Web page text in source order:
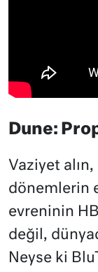
Dune:
Vaziyet
dönemlerin
evreninin
değil,
Neyse ki